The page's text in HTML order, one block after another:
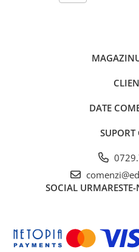
DATE
SUPORT
SOCIAL